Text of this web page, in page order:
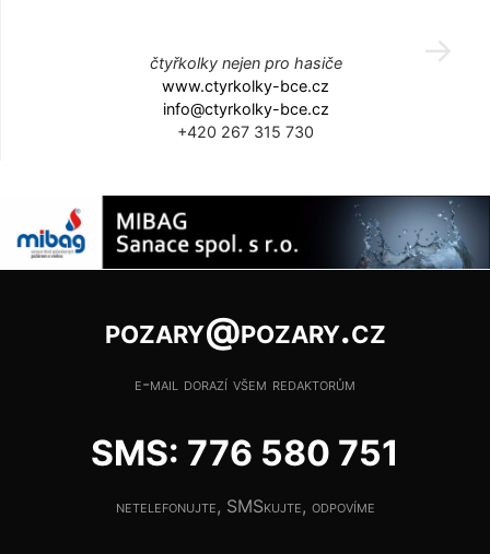
čtyřkolky nejen pro hasiče
www.ctyrkolky-bce.cz
info@ctyrkolky-bce.cz
+420 267 315 730
pozary@pozary.cz
e-mail dorazí všem redaktorům
SMS: 776 580 751
netelefonujte, SMSkujte, odpovíme